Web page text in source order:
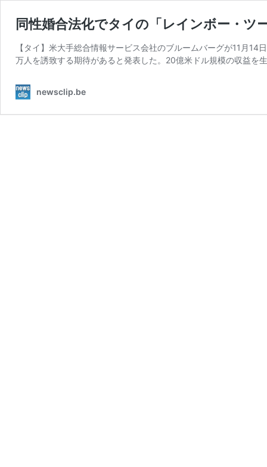
同性婚合法化でタイの「レインボー・
【タイ】米大手総合情報サービス会社のブルームバーグが11月
万人を誘致する期待があると発表した。20億米ドル規模の収益を
newsclip.be